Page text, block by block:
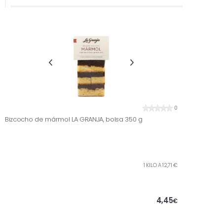
0
Bizcocho de mármol LA GRANJA, bolsa 350 g
1 KILO A 12,71 €
4,45€